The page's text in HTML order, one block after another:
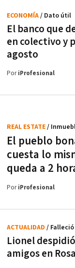
El banco que
en colectivo y
agosto
ECONOMÍA/ Dato útil
PoriProfesional
El pueblo
cuesta lo
queda a 2
REAL ESTATE/
PoriProfesional
Lionel
amigos en
ACTUALIDAD / Falleció